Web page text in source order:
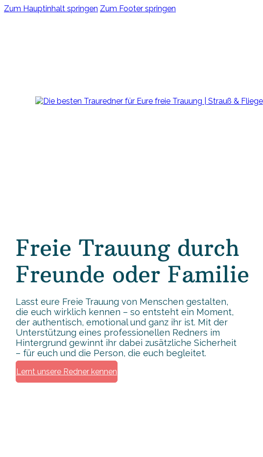
Zum Hauptinhalt springen Zum Footer springen
Freie Trauung durch
Freunde oder Familie
Lasst eure Freie Trauung von Menschen gestalten,
die euch wirklich kennen – so entsteht ein Moment,
der authentisch, emotional und ganz ihr ist. Mit der
Unterstützung eines professionellen Redners im
Hintergrund gewinnt ihr dabei zusätzliche Sicherheit
– für euch und die Person, die euch begleitet.
Lernt unsere Redner kennen